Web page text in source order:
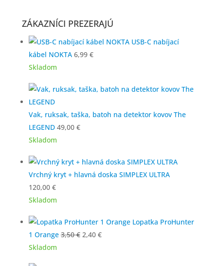
ZÁKAZNÍCI PREZERAJÚ
USB-C nabíjací
kábel NOKTA 6,99 €
Skladom
Vak, ruksak, taška, batoh na detektor kovov The
LEGEND 49,00 €
Skladom
Vrchný kryt + hlavná doska SIMPLEX ULTRA
120,00 €
Skladom
Lopatka ProHunter
1 Orange 3,50€ Pôvodná
2,40 €Aktuálna
Skladom